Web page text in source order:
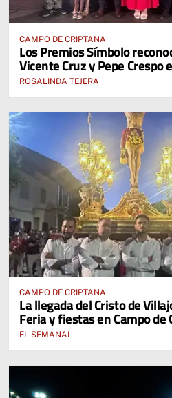
CAMPO DE CRIPTANA
Los Premios Símbolo
Vicente Cruz y Pepe Crespo
ROSALINDA TEJERA
CAMPO DE CRIPTANA
La llegada del Cristo de
Feria y fiestas en Campo de
EL SEMANAL